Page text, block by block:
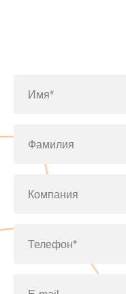
Имя*
Фамилия
Компания
Телефон*